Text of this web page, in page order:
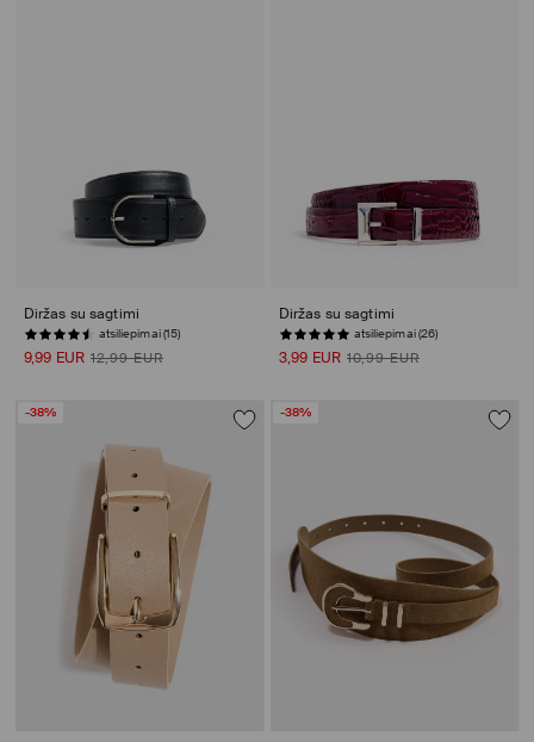
Diržas su sagtimi
atsiliepimai (15)
9,99 EUR 12,99 EUR
Diržas su sagtimi
atsiliepimai (26)
3,99 EUR 10,99 EUR
-38% -38%